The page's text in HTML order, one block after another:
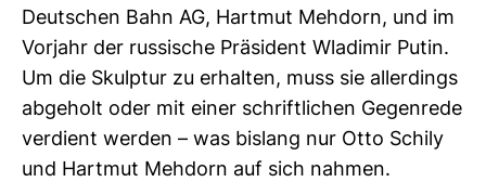
Deut­schen Bahn AG, Hartmut Meh­dorn, und im
Vor­jahr der rus­si­sche Prä­si­dent Wla­dimir Putin.
Um die Skulptur zu erhalten, muss sie aller­dings
abge­holt oder mit einer schrift­li­chen Gegen­rede
ver­dient werden – was bis­lang nur Otto Schily
und Hartmut Meh­dorn auf sich nahmen.